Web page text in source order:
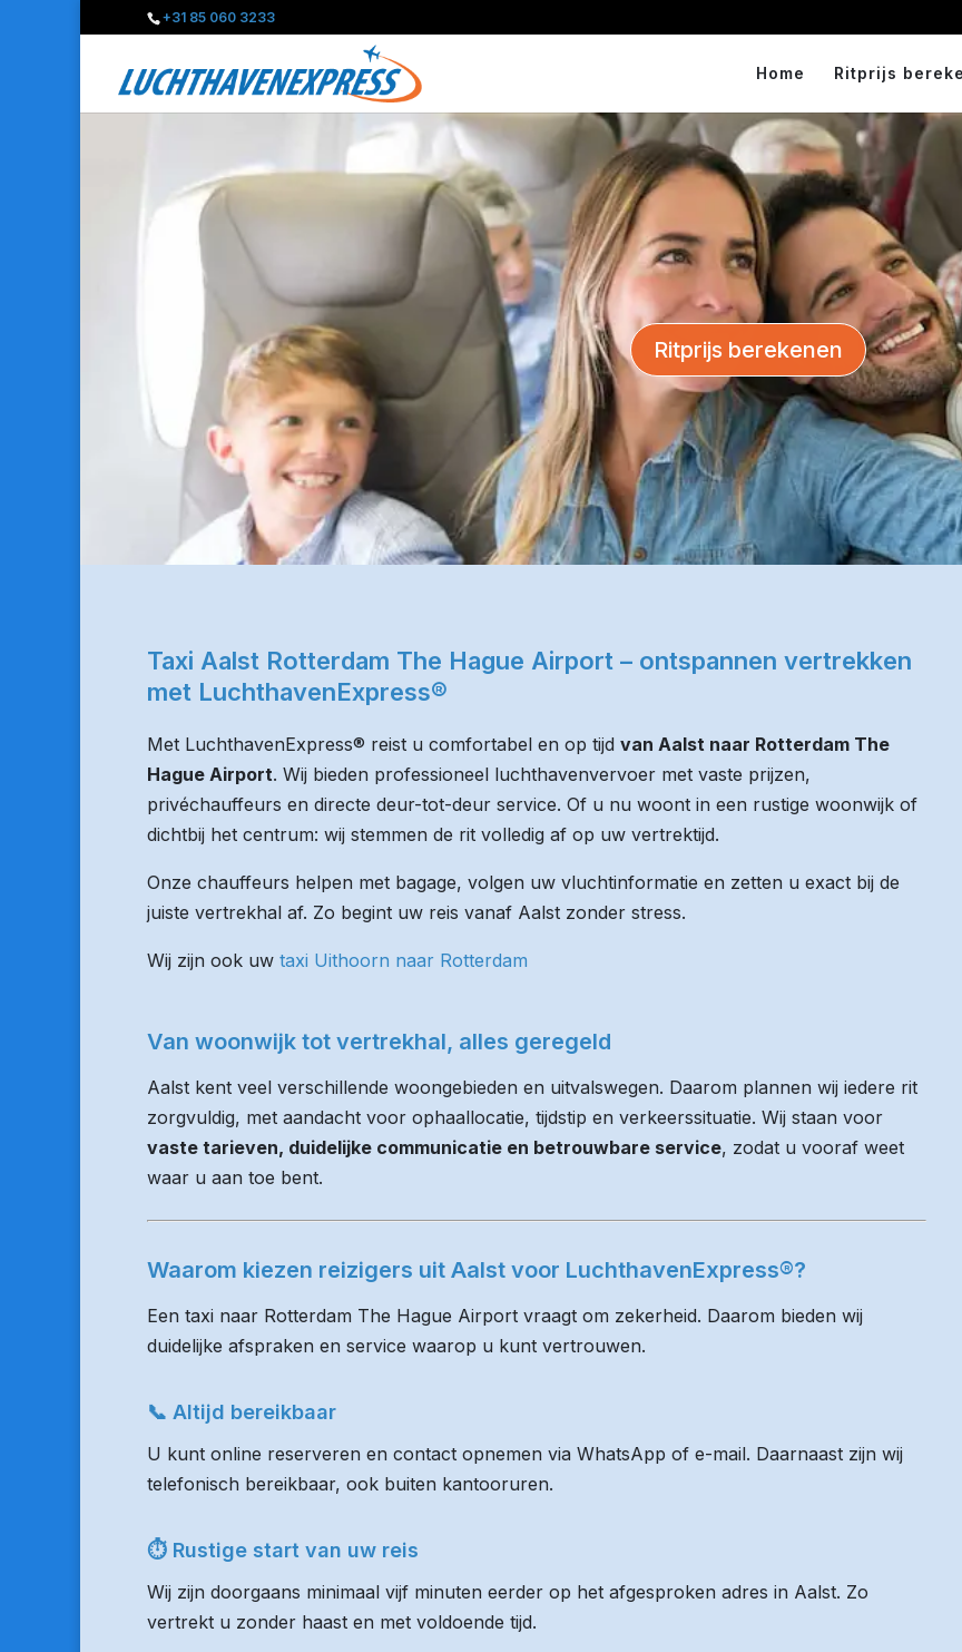
+31 85 060 3233
Home Ritprijs
Ritprijs berekenen
Taxi Aalst Rotterdam The Hague Airport – ontspannen vertrekken
met LuchthavenExpress®
Met LuchthavenExpress® reist u comfortabel en op tijd van Aalst naar Rotterdam The
Hague Airport. Wij bieden professioneel luchthavenvervoer met vaste prijzen,
privéchauffeurs en directe deur-tot-deur service. Of u nu woont in een rustige woonwijk of
dichtbij het centrum: wij stemmen de rit volledig af op uw vertrektijd.
Onze chauffeurs helpen met bagage, volgen uw vluchtinformatie en zetten u exact bij de
juiste vertrekhal af. Zo begint uw reis vanaf Aalst zonder stress.
Wij zijn ook uw taxi Uithoorn naar Rotterdam
Van woonwijk tot vertrekhal, alles geregeld
Aalst kent veel verschillende woongebieden en uitvalswegen. Daarom plannen wij iedere rit
zorgvuldig, met aandacht voor ophaallocatie, tijdstip en verkeerssituatie. Wij staan voor
vaste tarieven, duidelijke communicatie en betrouwbare service, zodat u vooraf weet
waar u aan toe bent.
Waarom kiezen reizigers uit Aalst voor LuchthavenExpress®?
Een taxi naar Rotterdam The Hague Airport vraagt om zekerheid. Daarom bieden wij
duidelijke afspraken en service waarop u kunt vertrouwen.
📞 Altijd bereikbaar
U kunt online reserveren en contact opnemen via WhatsApp of e-mail. Daarnaast zijn wij
telefonisch bereikbaar, ook buiten kantooruren.
⏱ Rustige start van uw reis
Wij zijn doorgaans minimaal vijf minuten eerder op het afgesproken adres in Aalst. Zo
vertrekt u zonder haast en met voldoende tijd.